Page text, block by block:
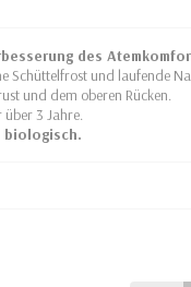
des
Schüttelfrost und laufende
und dem oberen Rücken.
3 Jahre.
biologisch.